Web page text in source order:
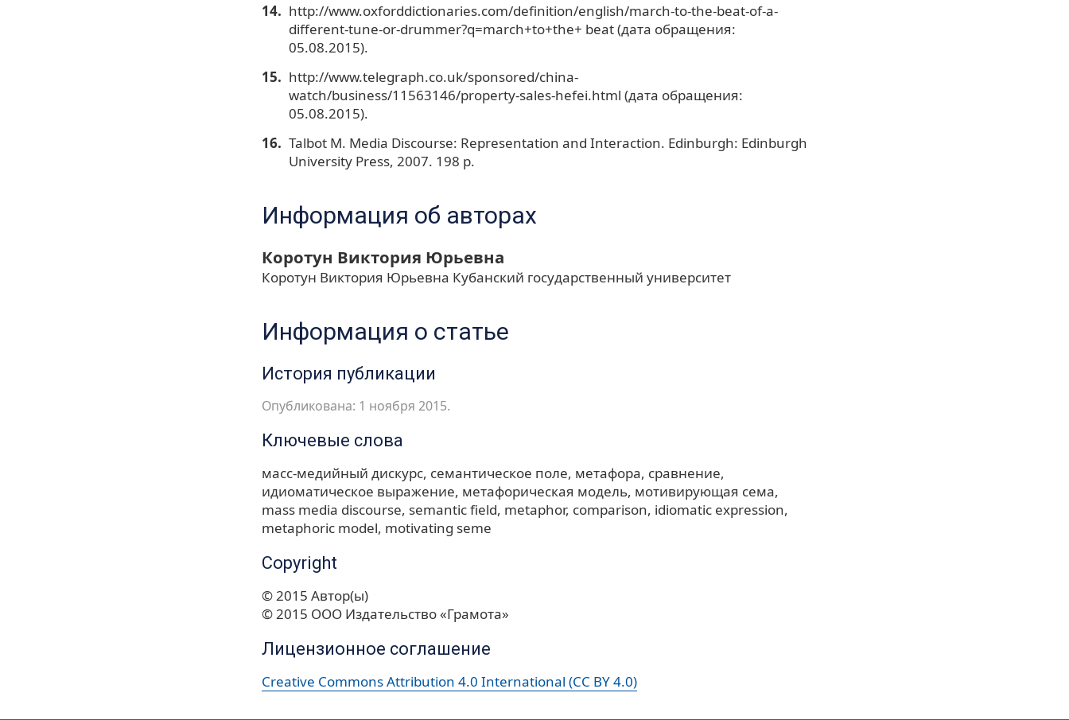
http://www.oxforddictionaries.com/definition/english/march-to-the-beat-of-a-
different-tune-or-drummer?q=march+to+the+ beat (дата обращения:
05.08.2015).
http://www.telegraph.co.uk/sponsored/china-
watch/business/11563146/property-sales-hefei.html (дата обращения:
05.08.2015).
Talbot M. Media Discourse: Representation and Interaction. Edinburgh: Edinburgh
University Press, 2007. 198 p.
Информация об авторах
Коротун Виктория Юрьевна
Коротун Виктория Юрьевна Кубанский государственный университет
Информация о статье
История публикации
Опубликована: 1 ноября 2015.
Ключевые слова
масс-медийный дискурс семантическое поле метафора сравнение
идиоматическое выражение метафорическая модель мотивирующая сема
mass media discourse semantic field metaphor comparison idiomatic expression
metaphoric model motivating seme
Copyright
© 2015 Автор(ы)
© 2015 ООО Издательство «Грамота»
Лицензионное соглашение
Creative Commons Attribution 4.0 International (CC BY 4.0)